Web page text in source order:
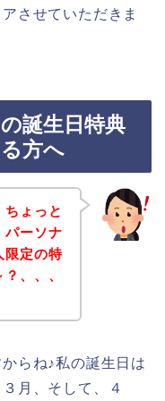
させていただきま
誕生日特典
方へ
ょっと
パーソナ
限定の特
、、、
らね♪私の誕生日は
月、そして、４